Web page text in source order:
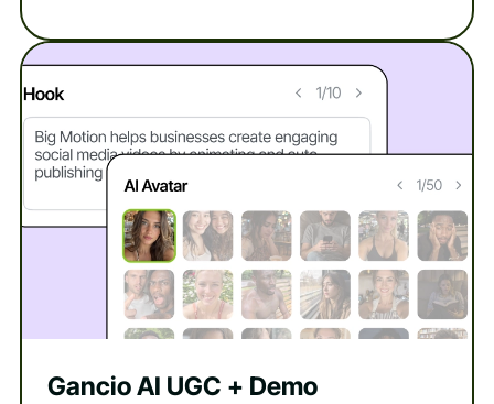
Gancio AI UGC + Demo